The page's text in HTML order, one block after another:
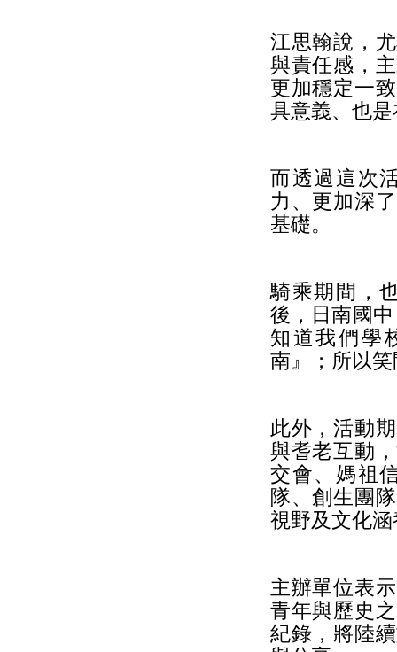
江思翰說，
與責任感，
更加穩定一
具意義、也
而透過這次
力、更加深
基礎。
騎乘期間，
後，日南國
知道我們學
南』；所以
此外，活動
與耆老互動
交會、媽祖
隊、創生團
視野及文化
主辦單位表
青年與歷史
紀錄，將陸